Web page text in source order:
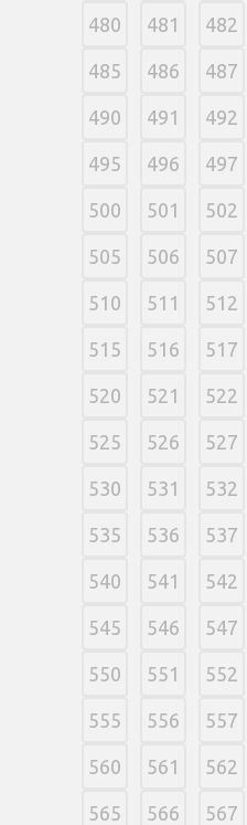
480 481 482
485 486 487
490 491 492
495 496 497
500 501 502
505 506 507
510 511 512
515 516 517
520 521 522
525 526 527
530 531 532
535 536 537
540 541 542
545 546 547
550 551 552
555 556 557
560 561 562
565 566 567